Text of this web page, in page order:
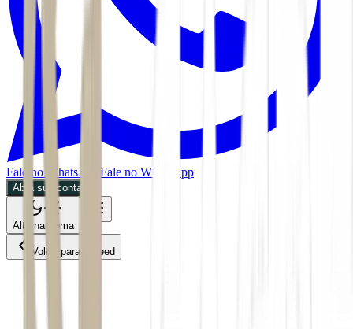
Fale no WhatsApp Fale no WhatsApp
Abra sua conta
Alternar tema
Voltar para o Feed